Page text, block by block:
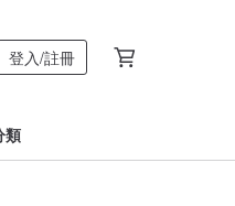
登入/註冊
類